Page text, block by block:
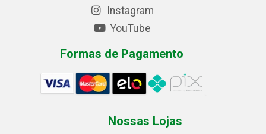
Instagram
YouTube
Formas de Pagamento
Nossas Lojas